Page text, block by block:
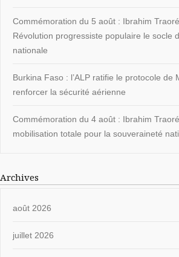
Commémoration du 5 août : Ibrahim
Révolution progressiste populaire le socle
nationale
Burkina Faso : l’ALP ratifie le protocole de
renforcer la sécurité aérienne
Commémoration du 4 août : Ibrahim
mobilisation totale pour la souveraineté
Archives
août 2026
juillet 2026